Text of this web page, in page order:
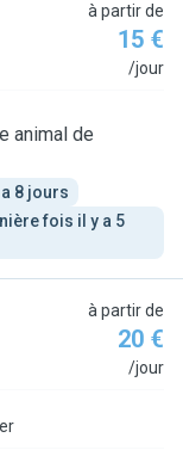
à partir de
15 €
/jour
animal de
8 jours
fois il y a 5
à partir de
20 €
/jour